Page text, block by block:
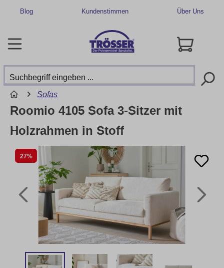
Blog Kundenstimmen Über Uns
Sofas
27%
Roomio 4105 Sofa 3-Sitzer mit
Holzrahmen in Stoff